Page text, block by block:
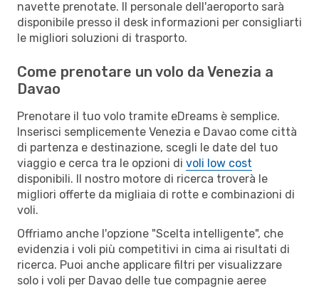
navette prenotate. Il personale dell'aeroporto sarà
disponibile presso il desk informazioni per consigliarti
le migliori soluzioni di trasporto.
Come prenotare un volo da Venezia a
Davao
Prenotare il tuo volo tramite eDreams è semplice.
Inserisci semplicemente Venezia e Davao come città
di partenza e destinazione, scegli le date del tuo
viaggio e cerca tra le opzioni di voli low cost
disponibili. Il nostro motore di ricerca troverà le
migliori offerte da migliaia di rotte e combinazioni di
voli.
Offriamo anche l'opzione "Scelta intelligente", che
evidenzia i voli più competitivi in cima ai risultati di
ricerca. Puoi anche applicare filtri per visualizzare
solo i voli per Davao delle tue compagnie aeree